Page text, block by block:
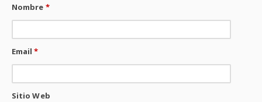
Nombre *
Email*
Sitio Web